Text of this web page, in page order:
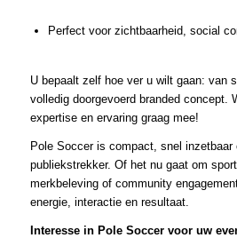
Perfect voor zichtbaarheid, social
U bepaalt zelf hoe ver u wilt gaan: van
volledig doorgevoerd branded concept.
expertise en ervaring graag mee!
Pole Soccer is compact, snel inzetbaar
publiekstrekker. Of het nu gaat om
merkbeleving of community
energie, interactie en resultaat.
Interesse in Pole Soccer voor uw